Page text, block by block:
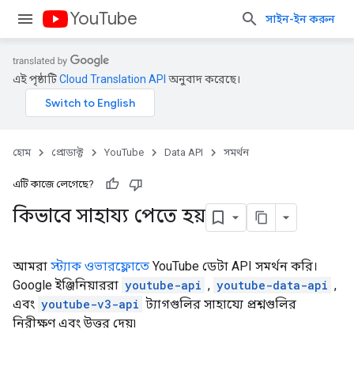
YouTube সাইন-ইন করুন
এই পৃষ্ঠাটিCloud Translation API অনুবাদ করেছে।
হোম প্রোডাক্ট YouTube Data API সমর্থন
এটি কাজে লেগেছে?
কিভাবে সাহায্য পেতে হয়
আমরা স্ট্যাক ওভারফ্লোতে YouTube ডেটা API সমর্থন করি।
Google ইঞ্জিনিয়াররা youtube-api , youtube-data-api ,
এবং youtube-v3-api ট্যাগগুলির সাহায্যে প্রশ্নগুলির
নিরীক্ষণ এবং উত্তর দেয়৷